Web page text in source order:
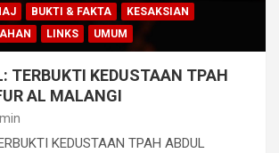
BUKTI & FAKTA
KESAKSIAN
LINKS UMUM
TERBUKTI KEDUSTAAN TPAH
AL MALANGI
KEDUSTAAN TPAH ABDUL